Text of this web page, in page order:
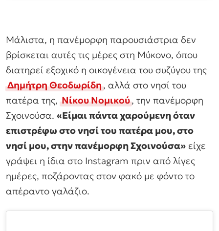
Μάλιστα, η πανέμορφη παρουσιάστρια δεν
βρίσκεται αυτές τις μέρες στη Μύκονο, όπου
διατηρεί εξοχικό η οικογένεια του συζύγου της
Δημήτρη Θεοδωρίδη, αλλά στο νησί του
πατέρα της,Νίκου Νομικού, την πανέμορφη
Σχοινούσα. «Είμαι πάντα χαρούμενη όταν
επιστρέφω στο νησί του πατέρα μου, στο
νησί μου, στην πανέμορφη Σχοινούσα» είχε
γράψει η ίδια στο Instagram πριν από λίγες
ημέρες, ποζάροντας στον φακό με φόντο το
απέραντο γαλάζιο.